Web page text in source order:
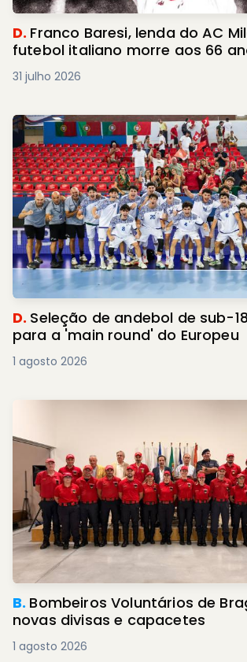
D. Franco Baresi, lenda do AC
futebol italiano morre aos 66
31 julho 2026
D. Seleção de andebol de sub-
para a 'main round' do Europeu
1 agosto 2026
B. Bombeiros Voluntários de
novas divisas e capacetes
1 agosto 2026